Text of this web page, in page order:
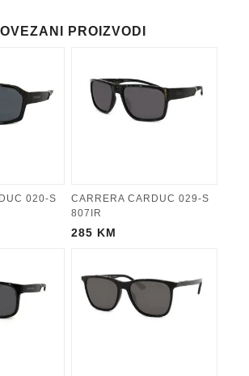
PROIZVODI
020-S
CARRERA CARDUC 029-S
807IR
285 KM